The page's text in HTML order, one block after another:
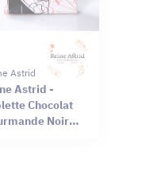
Astrid
Astrid -
Chocolat
Noir